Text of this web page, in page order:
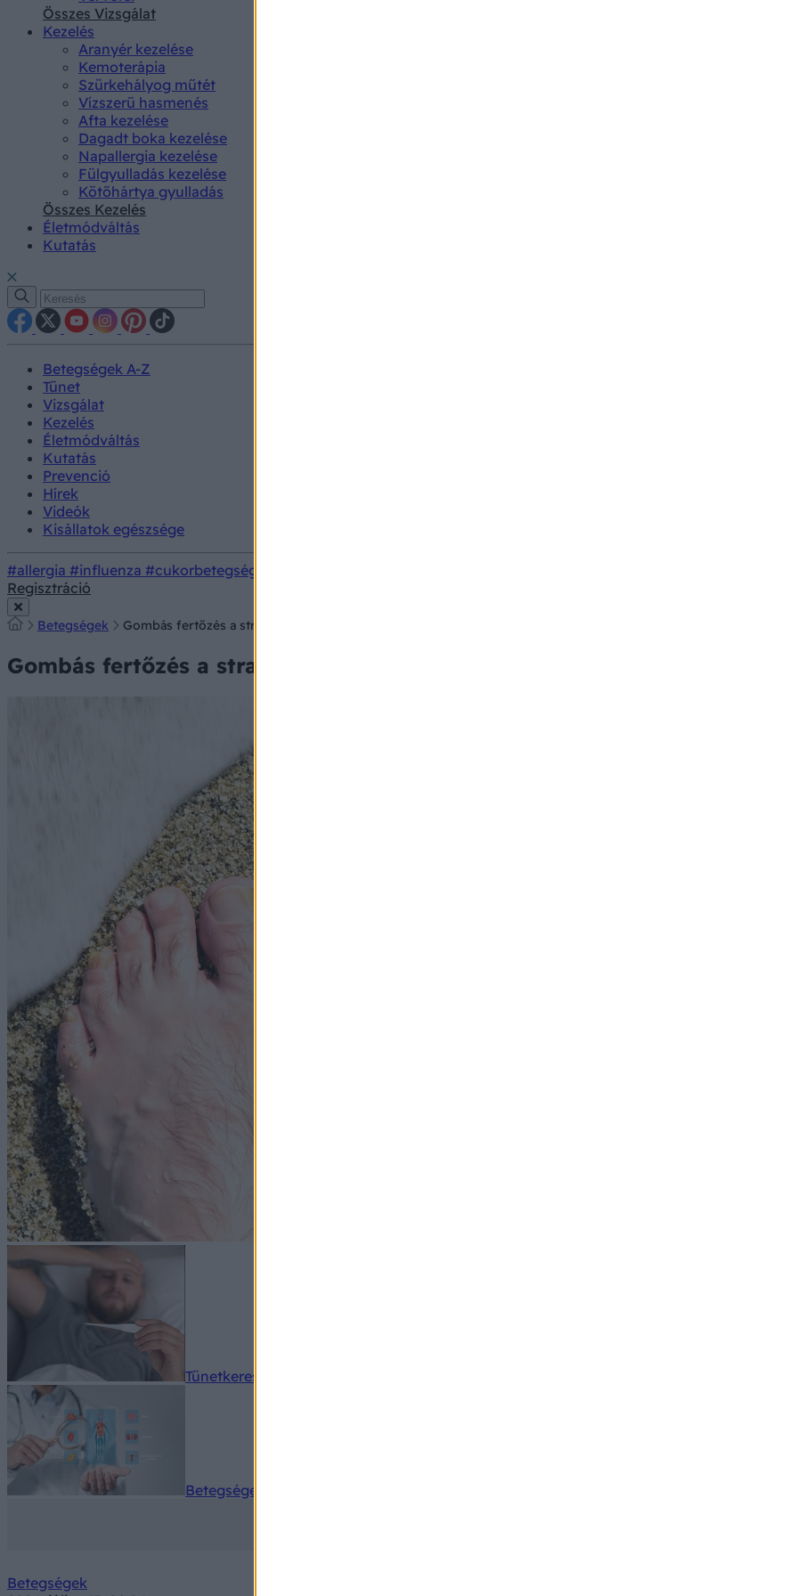
Összes Vizsgálat
Kezelés
Aranyér kezelése
Kemoterápia
Szürkehályog műtét
Vízszerű hasmenés
Afta kezelése
Dagadt boka kezelése
Napallergia kezelése
Fülgyulladás kezelése
Kötőhártya gyulladás
Összes Kezelés
Életmódváltás
Kutatás
Betegségek A-Z
Tünet
Vizsgálat
Kezelés
Életmódváltás
Kutatás
Prevenció
Hírek
Videók
Kisállatok egészsége
#allergia #influenza #cukorbetegség
Regisztráció
Betegségek Gombás fertőzés a strandon: ebből jöhet rá, ha lábgombája van
Gombás fertőzés a strandon: ebből jöhet rá, ha lábgombája van
Tünetkereső
Betegségek A-Z
Betegségek